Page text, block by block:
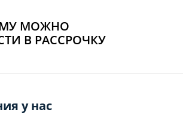
МОЖНО
В РАССРОЧКУ
у нас